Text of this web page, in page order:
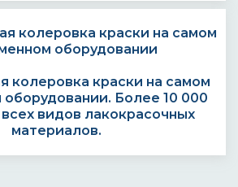
колеровка краски на самом
Более 10 000
видов лакокрасочных
материалов.